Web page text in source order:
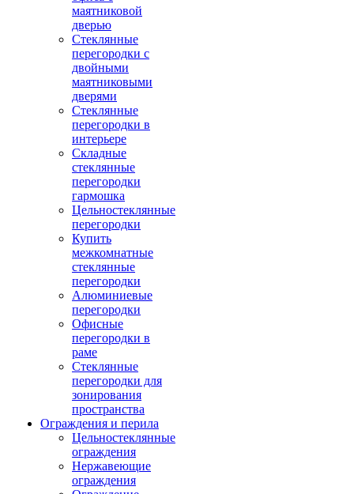
маятниковой
дверью
Стеклянные
перегородки с
двойными
маятниковыми
дверями
Стеклянные
перегородки в
интерьере
Складные
стеклянные
перегородки
гармошка
Цельностеклянные
перегородки
Купить
межкомнатные
стеклянные
перегородки
Алюминиевые
перегородки
Офисные
перегородки в
раме
Стеклянные
перегородки для
зонирования
пространства
Ограждения и перила
Цельностеклянные
ограждения
Нержавеющие
ограждения